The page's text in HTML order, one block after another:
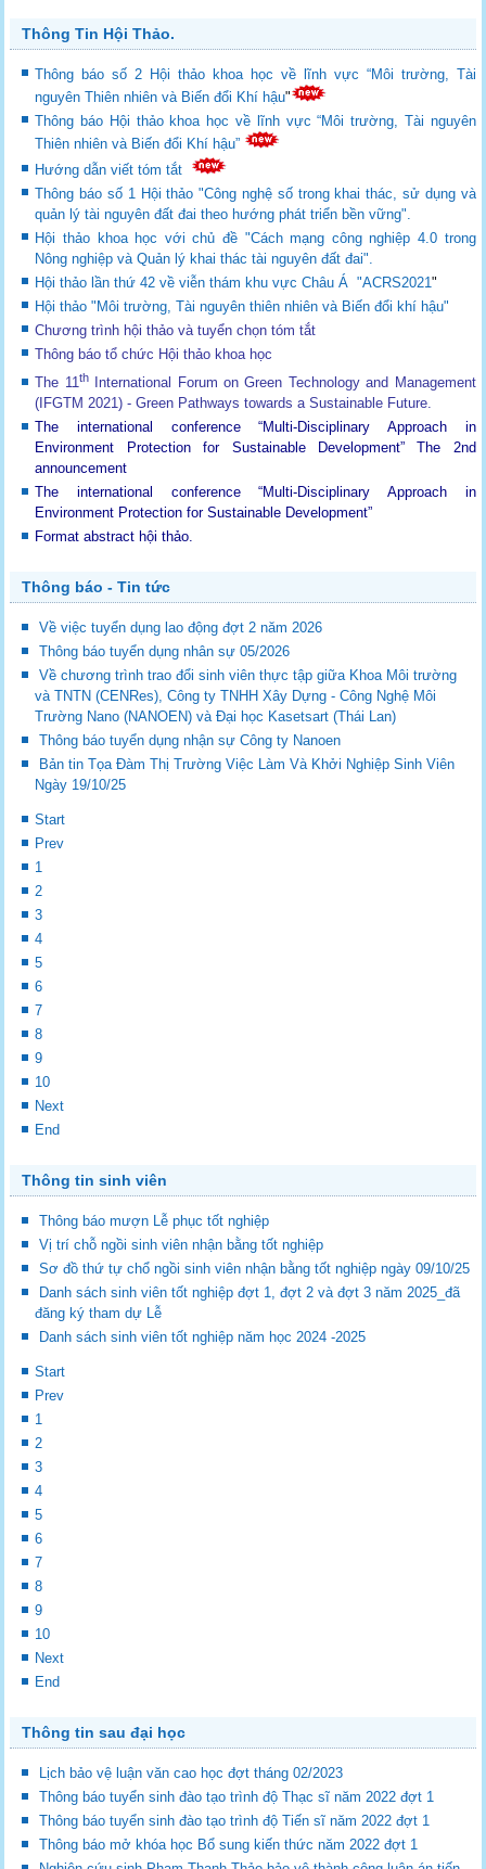
Thông Tin Hội Thảo.
Thông báo số 2 Hội thảo khoa học về lĩnh vực “Môi trường, Tài
nguyên Thiên nhiên và Biến đổi Khí hậu"
Thông báo Hội thảo khoa học về lĩnh vực “Môi trường, Tài nguyên
Thiên nhiên và Biến đổi Khí hậu”
Hướng dẫn viết tóm tắt
Thông báo số 1 Hội thảo "Công nghệ số trong khai thác, sử dụng và
quản lý tài nguyên đất đai theo hướng phát triển bền vững".
Hội thảo khoa học với chủ đề "Cách mạng công nghiệp 4.0 trong
Nông nghiệp và Quản lý khai thác tài nguyên đất đai".
Hội thảo lần thứ 42 về viễn thám khu vực Châu Á "ACRS2021"
Hội thảo "Môi trường, Tài nguyên thiên nhiên và Biến đổi khí hậu"
Chương trình hội thảo và tuyển chọn tóm tắt
Thông báo tổ chức Hội thảo khoa học
The 11thInternational Forum on Green Technology and Management
(IFGTM 2021) - Green Pathways towards a Sustainable Future.
The international conference “Multi-Disciplinary Approach in
Environment Protection for Sustainable Development”The 2nd
announcement
The international conference “Multi-Disciplinary Approach in
Environment Protection for Sustainable Development”
Format abstract hội thảo.
Thông báo - Tin tức
Về việc tuyển dụng lao động đợt 2 năm 2026
Thông báo tuyển dụng nhân sự 05/2026
Về chương trình trao đổi sinh viên thực tập giữa Khoa Môi trường
và TNTN (CENRes), Công ty TNHH Xây Dựng - Công Nghệ Môi
Trường Nano (NANOEN) và Đại học Kasetsart (Thái Lan)
Thông báo tuyển dụng nhận sự Công ty Nanoen
Bản tin Tọa Đàm Thị Trường Việc Làm Và Khởi Nghiệp Sinh Viên
Ngày 19/10/25
Start
Prev
1
2
3
4
5
6
7
8
9
10
Next
End
Thông tin sinh viên
Thông báo mượn Lễ phục tốt nghiệp
Vị trí chỗ ngồi sinh viên nhận bằng tốt nghiệp
Sơ đồ thứ tự chổ ngồi sinh viên nhận bằng tốt nghiệp ngày 09/10/25
Danh sách sinh viên tốt nghiệp đợt 1, đợt 2 và đợt 3 năm 2025_đã
đăng ký tham dự Lễ
Danh sách sinh viên tốt nghiệp năm học 2024 -2025
Start
Prev
1
2
3
4
5
6
7
8
9
10
Next
End
Thông tin sau đại học
Lịch bảo vệ luận văn cao học đợt tháng 02/2023
Thông báo tuyển sinh đào tạo trình độ Thạc sĩ năm 2022 đợt 1
Thông báo tuyển sinh đào tạo trình độ Tiến sĩ năm 2022 đợt 1
Thông báo mở khóa học Bổ sung kiến thức năm 2022 đợt 1